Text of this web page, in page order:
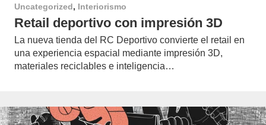
Uncategorized, Interiorismo
Retail deportivo con impresión 3D
La nueva tienda del RC Deportivo convierte el retail en
una experiencia espacial mediante impresión 3D,
materiales reciclables e inteligencia…